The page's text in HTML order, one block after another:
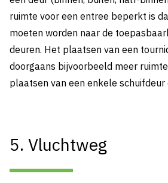
ruimte voor een entree beperkt is
moeten worden naar de
deuren. Het plaatsen van een
doorgaans bijvoorbeeld meer
plaatsen van een enkele schuifdeur
5. Vluchtweg